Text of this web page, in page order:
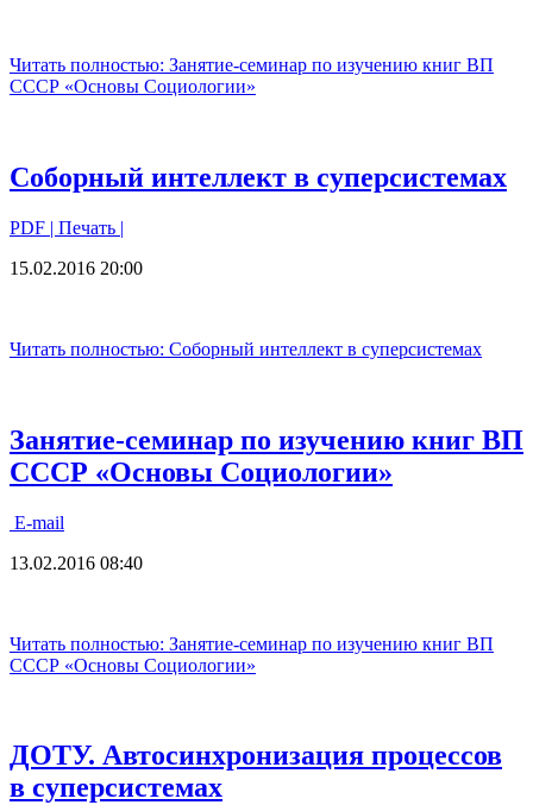
Читать полностью: Занятие-семинар по изучению книг ВП
СССР «Основы Социологии»
Соборный интеллект в суперсистемах
PDF | Печать |
15.02.2016 20:00
Читать полностью: Соборный интеллект в суперсистемах
Занятие-семинар по изучению книг ВП
СССР «Основы Социологии»
E-mail
13.02.2016 08:40
Читать полностью: Занятие-семинар по изучению книг ВП
СССР «Основы Социологии»
ДОТУ. Автосинхронизация процессов
в суперсистемах